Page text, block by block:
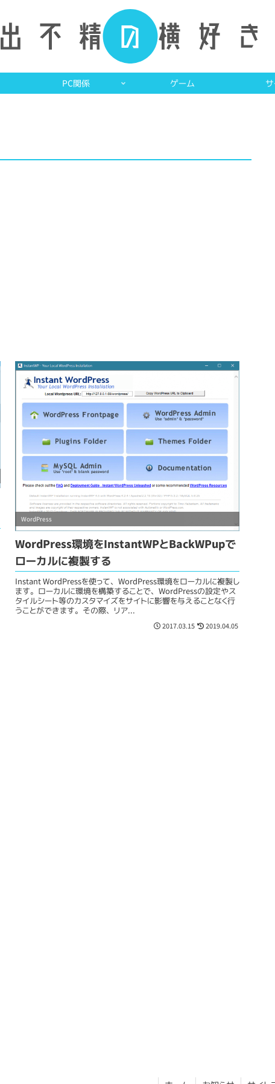
PC関係 ゲーム
WordPress
WordPress環境をInstantWPとBackWPupで
ローカルに複製する
Instant WordPressを使って、WordPress環境をローカルに複製し
ます。ローカルに環境を構築することで、WordPressの設定やス
タイルシート等のカスタマイズをサイトに影響を与えることなく行
うことができます。その際、リア...
2017.03.15 2019.04.05